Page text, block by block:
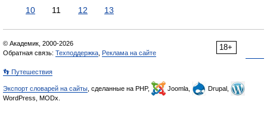
10
11 12 13
18+
© Академик, 2000-2026
Обратная связь: Техподдержка Реклама на сайте
👣 Путешествия
Экспорт словарей на сайты , сделанные на PHP, Joomla,
Drupal,
WordPress, MODx.